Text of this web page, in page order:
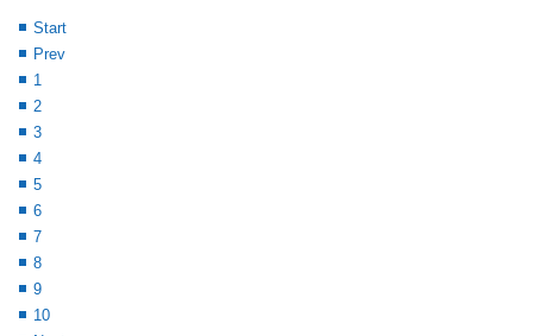
Start
Prev
1
2
3
4
5
6
7
8
9
10